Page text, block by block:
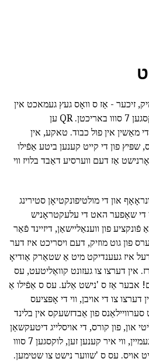
זיכער - אַז ס וואָס געץ געמאכט אין
די שפּיץ פון די קייט מאַשין לוקסגען 7 סווו באריכטן. QR ען
די מאַשין אין פול כבוד. טאקע, אין
שפּיץ פון די קייט קענען ביטע אַפֿילו
אַז דעם ווערסיע דאַבד בלויז ווי
און די מולטיפונקטיאָן סטירינג
די שאָפער האט די עלעקטראָניש
פון ווענאַליישאַן, דיזיינד פֿאַר
פון גוט מוזיק, דעם ויסריכט איז דער
איז געענדיקט מיט אַ שטאַרק אַודיאָ
ספּיקערז. אין דערצו צו געזונט קוואַליטעט, עס
אבער אַז ס 'נישט אַלע. עס ס אַפֿילו אַ
צו די אויבן, ווי די אָפּציעס
פון אַבדזשעקס אין בלינד
און, פון קורס, די אויסלייג דיטעקשאַן
שטריך אויף דעם וועג. אין אַלגעמיין, ווי איר קענען זען, לוקסגען 7 סווו